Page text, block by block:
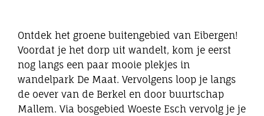
Horeca
Winkels
Ontdek het groene buitengebied van Eibergen!
Voordat je het dorp uit wandelt, kom je eerst
nog langs een paar mooie plekjes in
wandelpark De Maat. Vervolgens loop je langs
de oever van de Berkel en door buurtschap
Mallem. Via bosgebied Woeste Esch vervolg je je